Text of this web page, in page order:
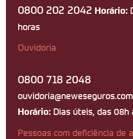
0800 202 2042 Horário:
horas
Ouvidoria
0800 718 2048
ouvidoria@neweseguros.com
Horário: Dias úteis, das 08h
Pessoas com deficiência de